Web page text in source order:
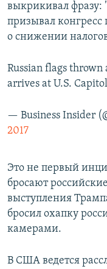
выкрикивал фразу:
призывал конгресс
о снижении
Russian flags thrown
arrives at U.S. Capitol
— Business Insider
2017
Это не первый
бросают
выступления
бросил охапку
камерами.
В США ведется